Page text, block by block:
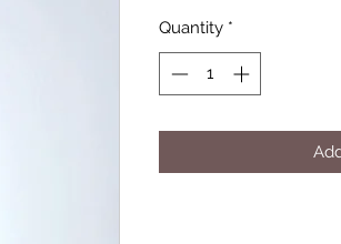
Quantity *